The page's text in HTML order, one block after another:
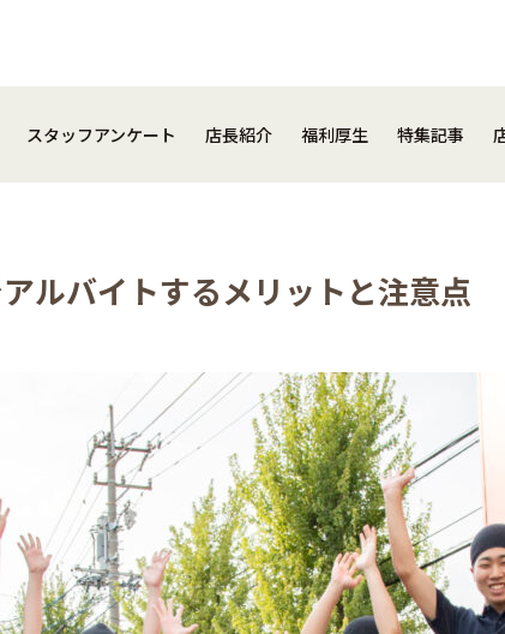
close
スタッフアンケート 店長紹介 福利厚生 特集記事
ルバイトするメリットと注意点